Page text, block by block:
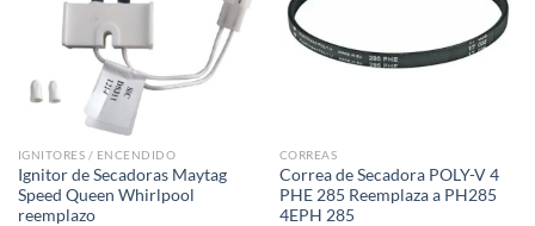
IGNITORES / ENCENDIDO
Ignitor de Secadoras Maytag
Speed Queen Whirlpool
reemplazo
CORREAS
Correa de Secadora POLY-V 4
PHE 285 Reemplaza a PH285
4EPH 285